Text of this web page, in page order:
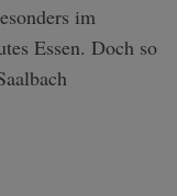
im
Essen. Doch so